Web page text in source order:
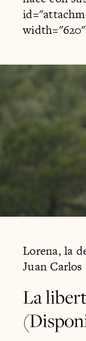
Lorena, la
Juan
La